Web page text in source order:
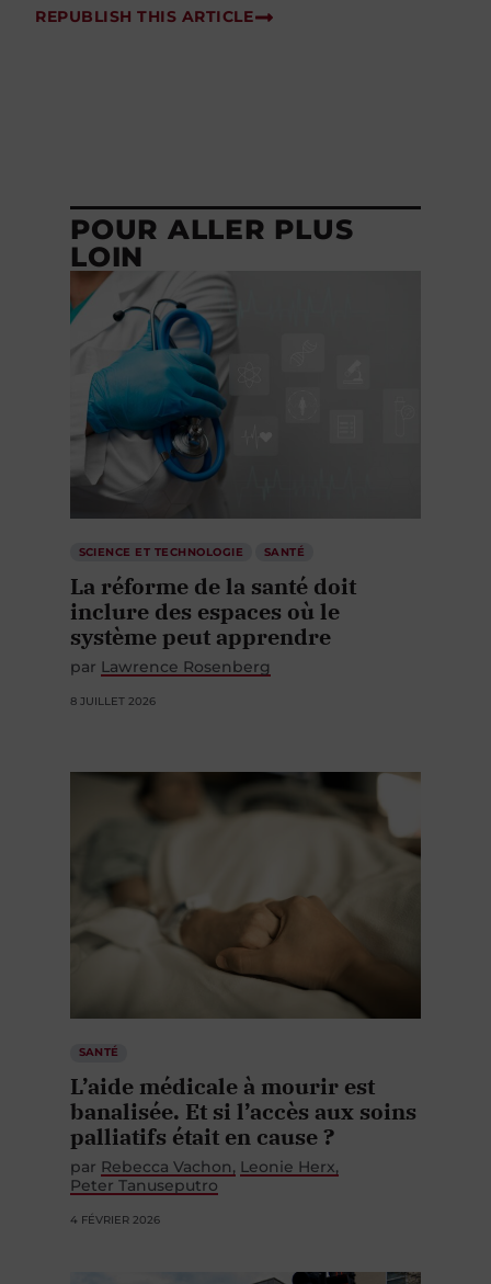
REPUBLISH THIS ARTICLE
POUR ALLER PLUS
LOIN
SCIENCE ET TECHNOLOGIE SANTÉ
La réforme de la santé doit
inclure des espaces où le
système peut apprendre
par Lawrence Rosenberg
8 JUILLET 2026
SANTÉ
L’aide médicale à mourir est
banalisée. Et si l’accès aux soins
palliatifs était en cause ?
par Rebecca Vachon Leonie Herx
Peter Tanuseputro
4 FÉVRIER 2026